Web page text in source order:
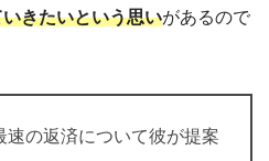
きたいという思いがあるので
速の返済について彼が提案